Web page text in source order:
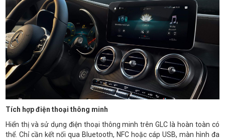
Tích hợp điện thoại thông minh
Hiển thị và sử dụng điện thoại thông minh trên GLC là hoàn toàn có
thể. Chỉ cần kết nối qua Bluetooth, NFC hoặc cáp USB, màn hình đa